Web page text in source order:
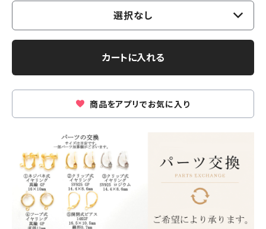
選択なし
カートに入れる
商品をアプリでお気に入り